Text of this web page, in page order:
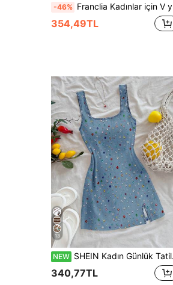
-46% Franclia Kadınlar için V yakalı, ince askılı, sırtı açık, belden bağlamalı elbise
354,49TL
13
NEW SHEIN Kadın Günlük Tatil Denim Efektli Taş Baskılı U Yaka Sırtı Açık Mini Elbise, Günlük İşe Gidiş İçin, Desteksiz
340,77TL